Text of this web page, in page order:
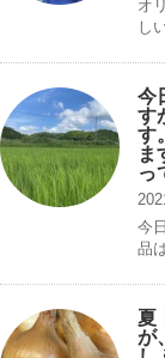
オ
し
今
す
す
ま
っ
今
品
夏
が